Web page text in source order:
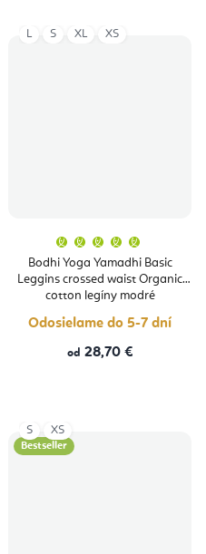
Bodhi Yoga Yamadhi Basic
Leggins crossed waist Organic
cotton legíny modré
produktu
je
5,0
z
5
Odosielame do 5-7 dní
od 28,70 €
L S XL XS
Bestseller
S XS